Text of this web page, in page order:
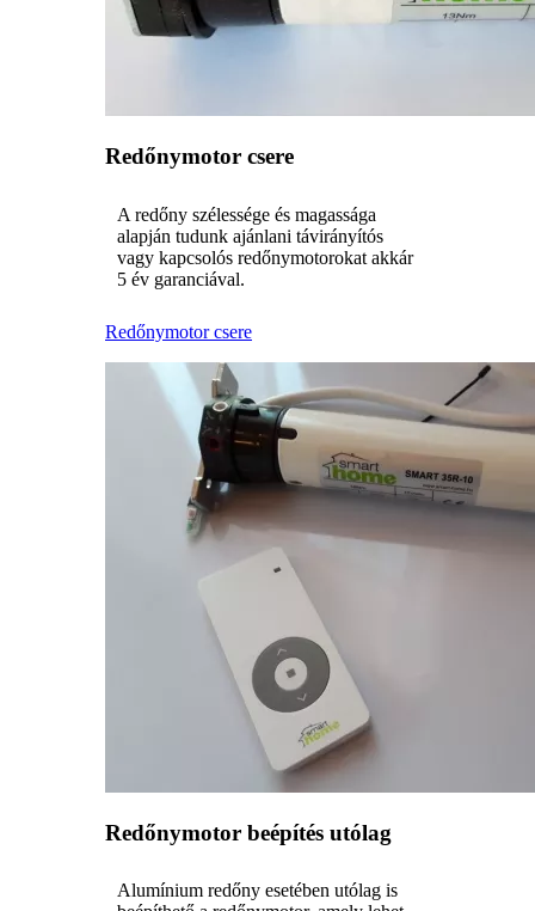
Redőnymotor csere
A redőny szélessége és magassága
alapján tudunk ajánlani távirányítós
vagy kapcsolós redőnymotorokat akkár
5 év garanciával.
Redőnymotor csere
Redőnymotor beépítés utólag
Alumínium redőny esetében utólag is